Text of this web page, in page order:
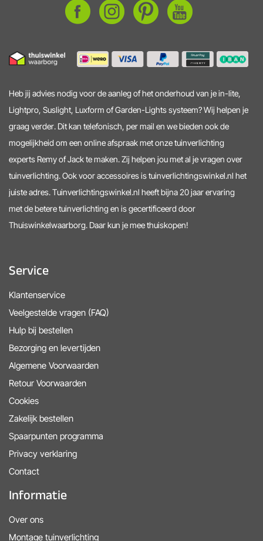
Heb jij advies nodig voor de aanleg of het onderhoud van je in-lite,
Lightpro, Suslight, Luxform of Garden-Lights systeem? Wij helpen je
graag verder. Dit kan telefonisch, per mail en we bieden ook de
mogelijkheid om een online afspraak met onze tuinverlichting
experts Remy of Jack te maken. Zij helpen jou met al je vragen over
tuinverlichting. Ook voor accessoires is tuinverlichtingswinkel.nl het
juiste adres. Tuinverlichtingswinkel.nl heeft bijna 20 jaar ervaring
met de betere tuinverlichting en is gecertificeerd door
Thuiswinkelwaarborg. Daar kun je mee thuiskopen!
Service
Klantenservice
Veelgestelde vragen (FAQ)
Hulp bij bestellen
Bezorging en levertijden
Algemene Voorwaarden
Retour Voorwaarden
Cookies
Zakelijk bestellen
Spaarpunten programma
Privacy verklaring
Contact
Informatie
Over ons
Montage tuinverlichting